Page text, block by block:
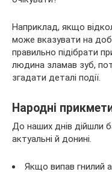
Наприклад, якщо
може вказувати на
правильно підібрати
людина зламав зуб,
згадати деталі події.
Народні
До наших днів дійшли
актуальні й донині.
Якщо випав гнилий